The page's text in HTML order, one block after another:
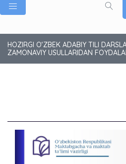
HOZIRGI O‘ZBEK ADABIY TILI
ZAMONAVIY USULLARIDAN